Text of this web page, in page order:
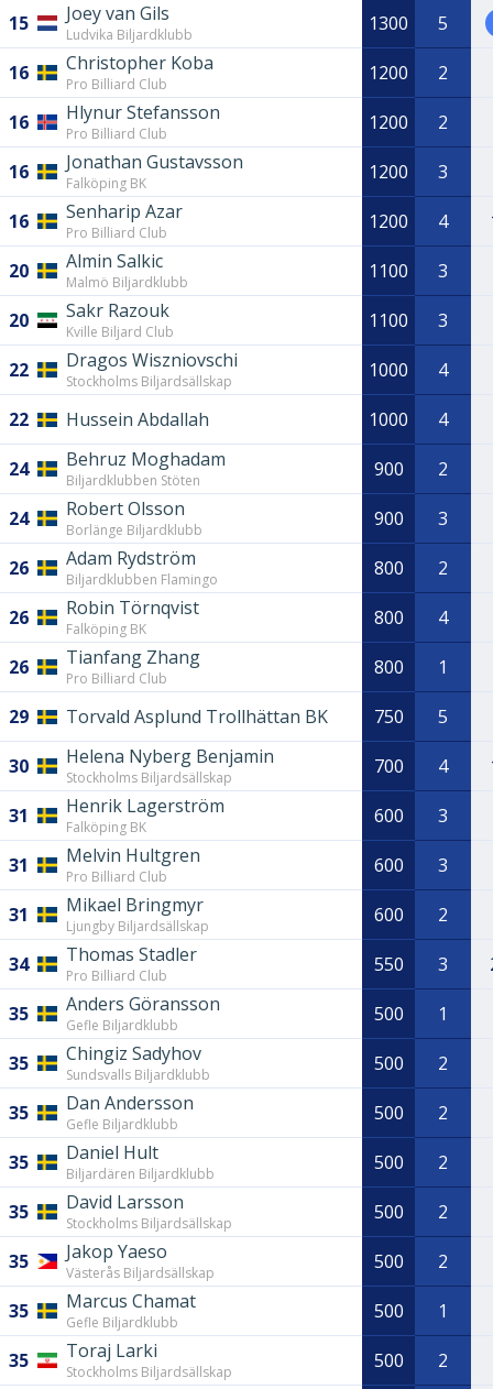
15 Joey van Gils
Ludvika Biljardklubb 1300 5
16 Christopher Koba
Pro Billiard Club 1200 2
16 Hlynur Stefansson
Pro Billiard Club 1200 2
16 Jonathan Gustavsson
Falköping BK 1200 3
16 Senharip Azar
Pro Billiard Club 1200 4
20 Almin Salkic
Malmö Biljardklubb 1100 3
20 Sakr Razouk
Kville Biljard Club 1100 3
22 Dragos Wiszniovschi
Stockholms Biljardsällskap 1000 4
22 Hussein Abdallah 1000 4
24 Behruz Moghadam
Biljardklubben Stöten 900 2
24 Robert Olsson
Borlänge Biljardklubb 900 3
26 Adam Rydström
Biljardklubben Flamingo 800 2
26 Robin Törnqvist
Falköping BK 800 4
26 Tianfang Zhang
Pro Billiard Club 800 1
29 Torvald Asplund Trollhättan BK 750 5
30 Helena Nyberg Benjamin
Stockholms Biljardsällskap 700 4
31 Henrik Lagerström
Falköping BK 600 3
31 Melvin Hultgren
Pro Billiard Club 600 3
31 Mikael Bringmyr
Ljungby Biljardsällskap 600 2
34 Thomas Stadler
Pro Billiard Club 550 3
35 Anders Göransson
Gefle Biljardklubb 500 1
35 Chingiz Sadyhov
Sundsvalls Biljardklubb 500 2
35 Dan Andersson
Gefle Biljardklubb 500 2
35 Daniel Hult
Biljardären Biljardklubb 500 2
35 David Larsson
Stockholms Biljardsällskap 500 2
35 Jakop Yaeso
Västerås Biljardsällskap 500 2
35 Marcus Chamat
Gefle Biljardklubb 500 1
35 Toraj Larki
Stockholms Biljardsällskap 500
2